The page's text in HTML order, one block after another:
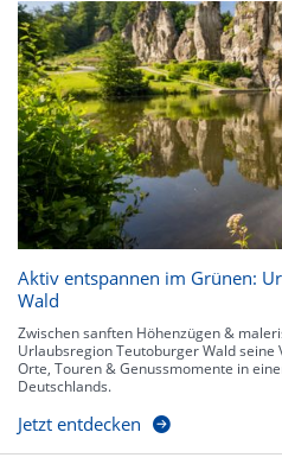
Aktiv entspannen im Grünen:
Wald
Zwischen sanften Höhenzügen &
Urlaubsregion Teutoburger Wald seine
Orte, Touren & Genussmomente in
Deutschlands.
Jetzt entdecken